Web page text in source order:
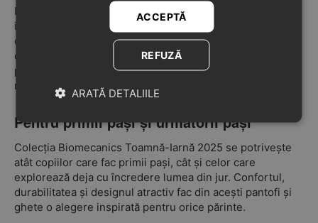
Biomecanics este un brand recunoscut la nivel
internațional pentru
încălțămintea ergonomică
copiilor, creată în colaborare cu Institutul de Biomecanică
din Valencia. Fiecare model este testat și conceput
pentru a susține corect piciorul copilului, fără a-i limita
mișcarea sau jocul.
Pentru primii pași și următorii pași
Colecția Biomecanics Toamnă-Iarnă 2025 se potrivește
atât copiilor care fac primii pași, cât și celor care
explorează deja cu încredere lumea din jur. Confortul,
durabilitatea și designul atractiv fac din acești pantofi și
ghete o alegere inspirată pentru orice părinte.
ACCEPTĂ
REFUZĂ
ARATĂ DETALIILE